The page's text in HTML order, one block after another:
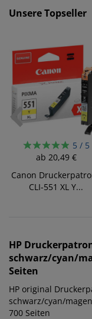
Unsere Topseller
5 / 5
ab 20,49 €
Canon
CLI-551 XL Y...
HP
schwarz/cyan/
Seiten
HP original
schwarz/cyan/
700 Seiten